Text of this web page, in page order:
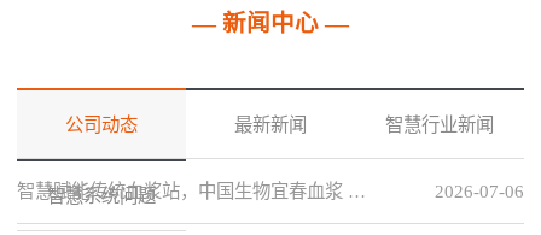
— 新闻中心 —
公司动态 最新新闻 智慧行业新闻
智慧系统问题 2026-07-06
智慧赋能传统血浆站，中国生物宜春血浆 …